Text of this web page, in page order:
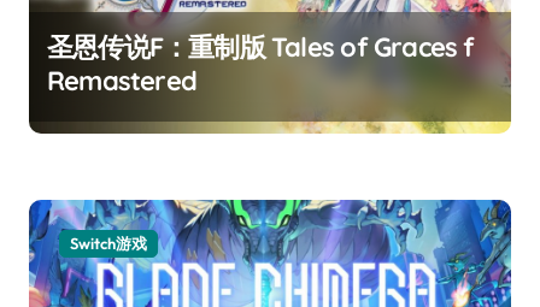
圣恩传说F：重制版 Tales of Graces f
Remastered
Switch游戏